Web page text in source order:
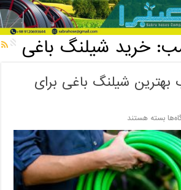
شیلنگ باغی
خرید شیلنگ باغی
بهترین شیلنگ باغی برای
برای
راهنمای
انتخاب
بهترین
شیلنگ
باغی
برای
بسته هستند